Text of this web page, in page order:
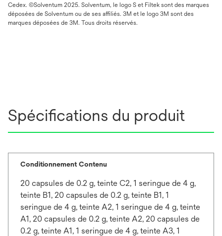
Cedex. ©Solventum 2025. Solventum, le logo S et Filtek sont des marques
déposées de Solventum ou de ses affiliés. 3M et le logo 3M sont des
marques déposées de 3M. Tous droits réservés.
Spécifications du produit
Conditionnement Contenu
20 capsules de 0.2 g, teinte C2, 1 seringue de 4 g,
teinte B1, 20 capsules de 0.2 g, teinte B1, 1
seringue de 4 g, teinte A2, 1 seringue de 4 g, teinte
A1, 20 capsules de 0.2 g, teinte A2, 20 capsules de
0.2 g, teinte A1, 1 seringue de 4 g, teinte A3, 1